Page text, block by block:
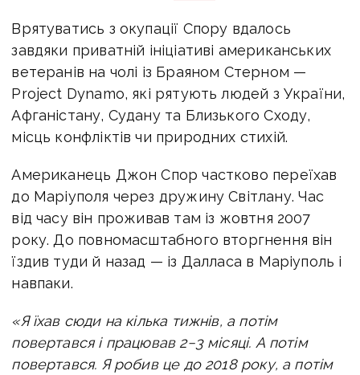
Врятуватись з окупації Спору вдалось
завдяки приватній ініціативі американських
ветеранів на чолі із Браяном Стерном —
Project Dynamo, які рятують людей з України,
Афганістану, Судану та Близького Сходу,
місць конфліктів чи природних стихій.
Американець Джон Спор частково переїхав
до Маріуполя через дружину Світлану. Час
від часу він проживав там із жовтня 2007
року. До повномасштабного вторгнення він
їздив туди й назад — із Далласа в Маріуполь і
навпаки.
«Я їхав сюди на кілька тижнів, а потім
повертався і працював 2−3 місяці. А потім
повертався. Я робив це до 2018 року, а потім